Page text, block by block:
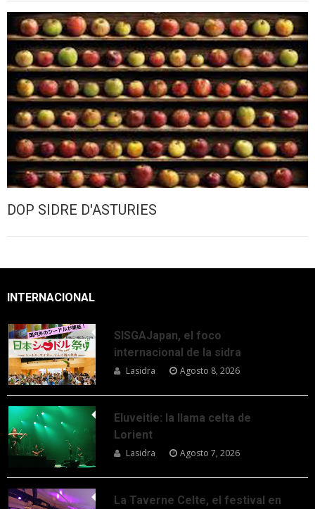
DOP SIDRE D'ASTURIES
INTERNACIONAL
SISGAJapan, el foco
internacional de la sidra
Lasidra Agosto 8, 2026
Eluveitie: la llama celta de
Lorient
Lasidra Agosto 7, 2026
La Taverne Celte, el festival en